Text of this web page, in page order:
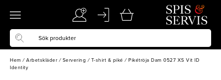
Hem / Arbetskläder / Servering / T-shirt & piké / Pikétröja Dam 0527 XS Vit ID
Identity